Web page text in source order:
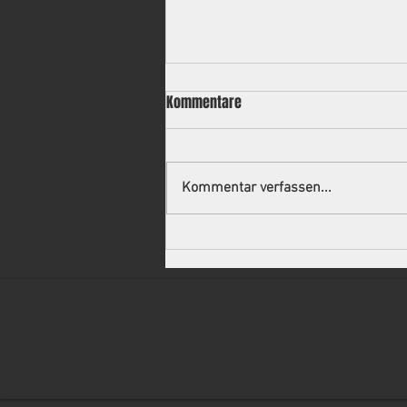
Neuer Trainer für die 2.
Mannschaft
Kommentare
Kommentar verfassen...